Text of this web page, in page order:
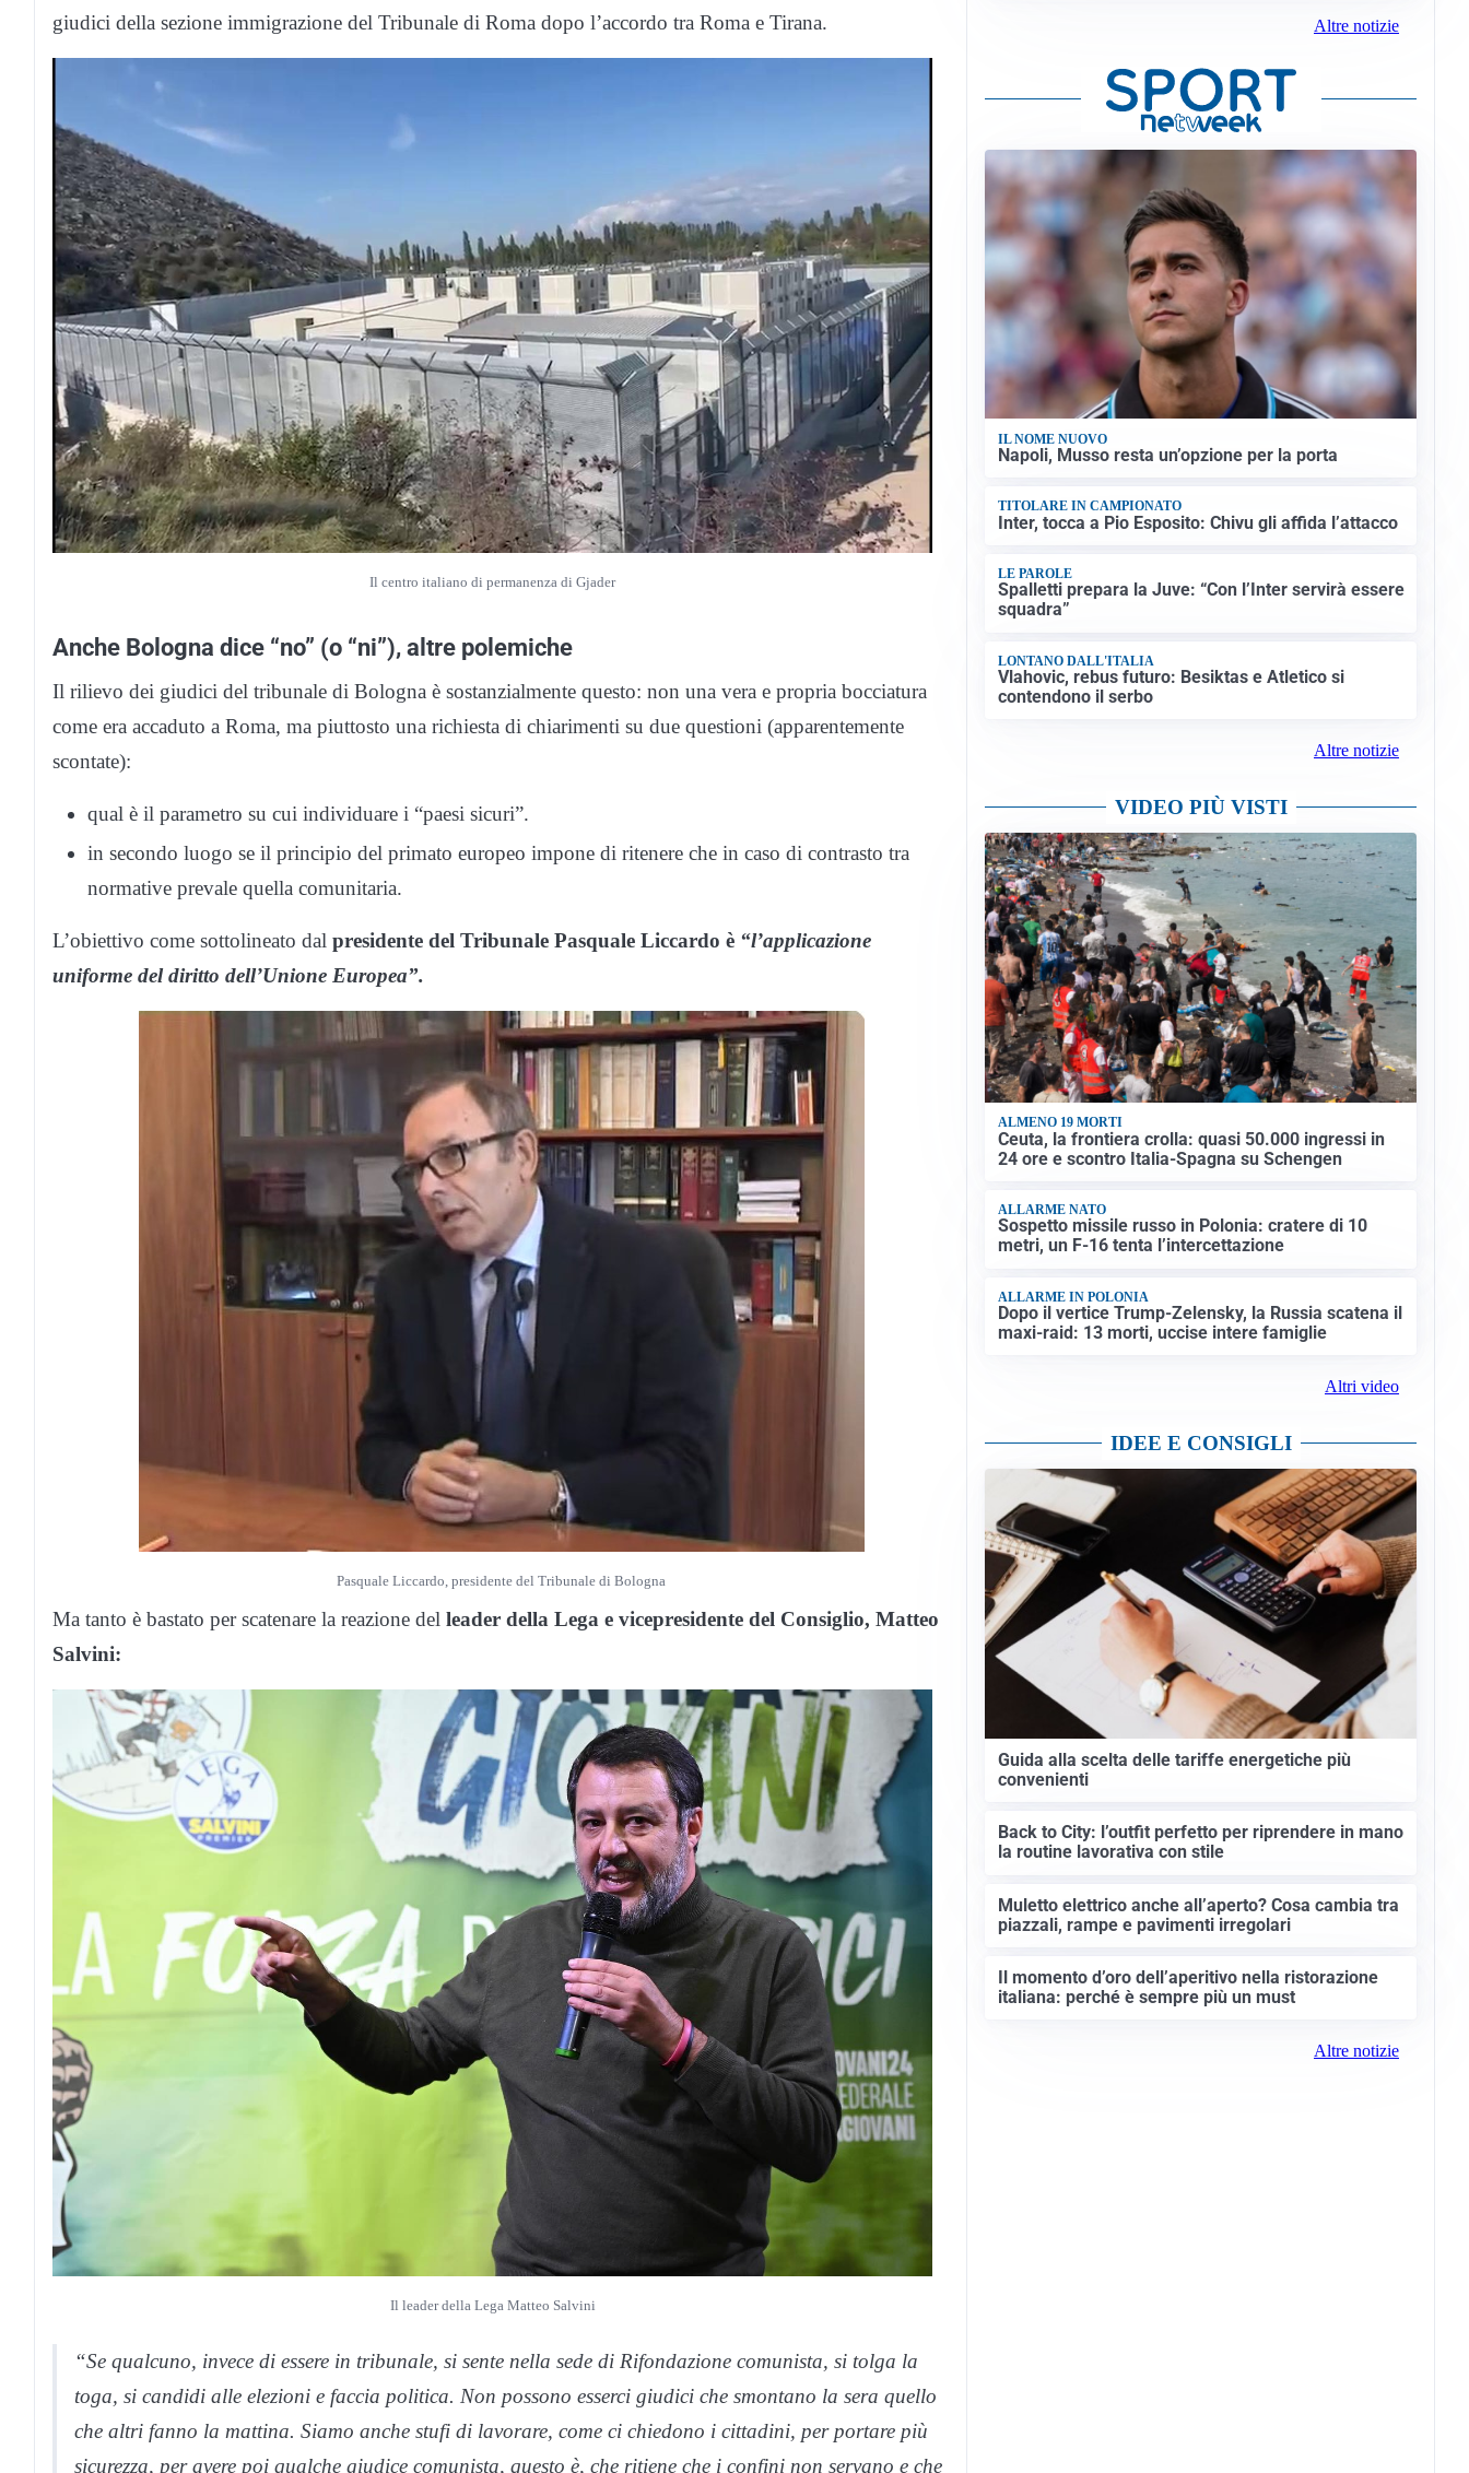
giudici della sezione immigrazione del Tribunale di Roma dopo l’accordo tra Roma e Tirana.
Il centro italiano di permanenza di Gjader
Anche Bologna dice “no” (o “ni”), altre polemiche
Il rilievo dei giudici del tribunale di Bologna è sostanzialmente questo: non una vera e propria bocciatura
come era accaduto a Roma, ma piuttosto una richiesta di chiarimenti su due questioni (apparentemente
scontate):
qual è il parametro su cui individuare i “paesi sicuri”.
in secondo luogo se il principio del primato europeo impone di ritenere che in caso di contrasto tra
normative prevale quella comunitaria.
L’obiettivo come sottolineato dal presidente del Tribunale Pasquale Liccardo è “l’applicazione
uniforme del diritto dell’Unione Europea”.
Pasquale Liccardo, presidente del Tribunale di Bologna
Ma tanto è bastato per scatenare la reazione del leader della Lega e vicepresidente del Consiglio, Matteo
Salvini:
Il leader della Lega Matteo Salvini
“Se qualcuno, invece di essere in tribunale, si sente nella sede di Rifondazione comunista, si tolga la
toga, si candidi alle elezioni e faccia politica. Non possono esserci giudici che smontano la sera quello
che altri fanno la mattina. Siamo anche stufi di lavorare, come ci chiedono i cittadini, per portare più
sicurezza, per avere poi qualche giudice comunista, questo è, che ritiene che i confini non servano e che
Altre notizie
IL NOME NUOVO
Napoli, Musso resta un’opzione per la porta
TITOLARE IN CAMPIONATO
Inter, tocca a Pio Esposito: Chivu gli affida l’attacco
LE PAROLE
Spalletti prepara la Juve: “Con l’Inter servirà essere
squadra”
LONTANO DALL'ITALIA
Vlahovic, rebus futuro: Besiktas e Atletico si
contendono il serbo
Altre notizie
VIDEO PIÙ VISTI
ALMENO 19 MORTI
Ceuta, la frontiera crolla: quasi 50.000 ingressi in
24 ore e scontro Italia-Spagna su Schengen
ALLARME NATO
Sospetto missile russo in Polonia: cratere di 10
metri, un F-16 tenta l’intercettazione
ALLARME IN POLONIA
Dopo il vertice Trump-Zelensky, la Russia scatena il
maxi-raid: 13 morti, uccise intere famiglie
Altri video
IDEE E CONSIGLI
Guida alla scelta delle tariffe energetiche più
convenienti
Back to City: l’outfit perfetto per riprendere in mano
la routine lavorativa con stile
Muletto elettrico anche all’aperto? Cosa cambia tra
piazzali, rampe e pavimenti irregolari
Il momento d’oro dell’aperitivo nella ristorazione
italiana: perché è sempre più un must
Altre notizie